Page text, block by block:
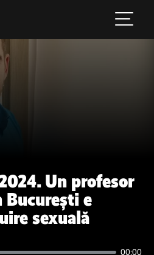
Un profesor
e
sexuală
00:00